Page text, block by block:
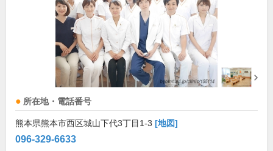
所在地・電話番号
熊本県熊本市西区城山下代3丁目1-3 [地図]
096-329-6633